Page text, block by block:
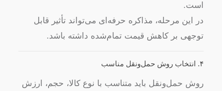
است.
در این مرحله، مذاکره حرفه‌ای می‌تواند تأثیر قابل
توجهی بر کاهش قیمت تمام‌شده داشته باشد.
۴. انتخاب روش حمل‌ونقل مناسب
روش حمل‌ونقل باید متناسب با نوع کالا، حجم، ارزش